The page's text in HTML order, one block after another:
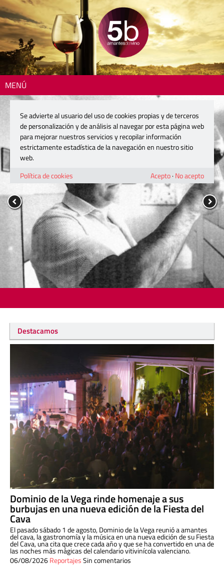
MENÚ
Destacamos
Dominio de la Vega rinde homenaje a sus
burbujas en una nueva edición de la Fiesta del
Cava
El pasado sábado 1 de agosto, Dominio de la Vega reunió a amantes
del cava, la gastronomía y la música en una nueva edición de su Fiesta
del Cava, una cita que crece cada año y que se ha convertido en una de
las noches más mágicas del calendario vitivinícola valenciano.
06/08/2026ReportajesSin comentarios
Se advierte al usuario del uso de cookies propias y de terceros
de personalización y de análisis al navegar por esta página web
para mejorar nuestros servicios y recopilar información
estrictamente estadística de la navegación en nuestro sitio
web.
Política de cookies
Acepto· No acepto